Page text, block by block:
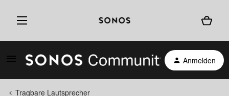
Anmelden
Tragbare Lautsprecher